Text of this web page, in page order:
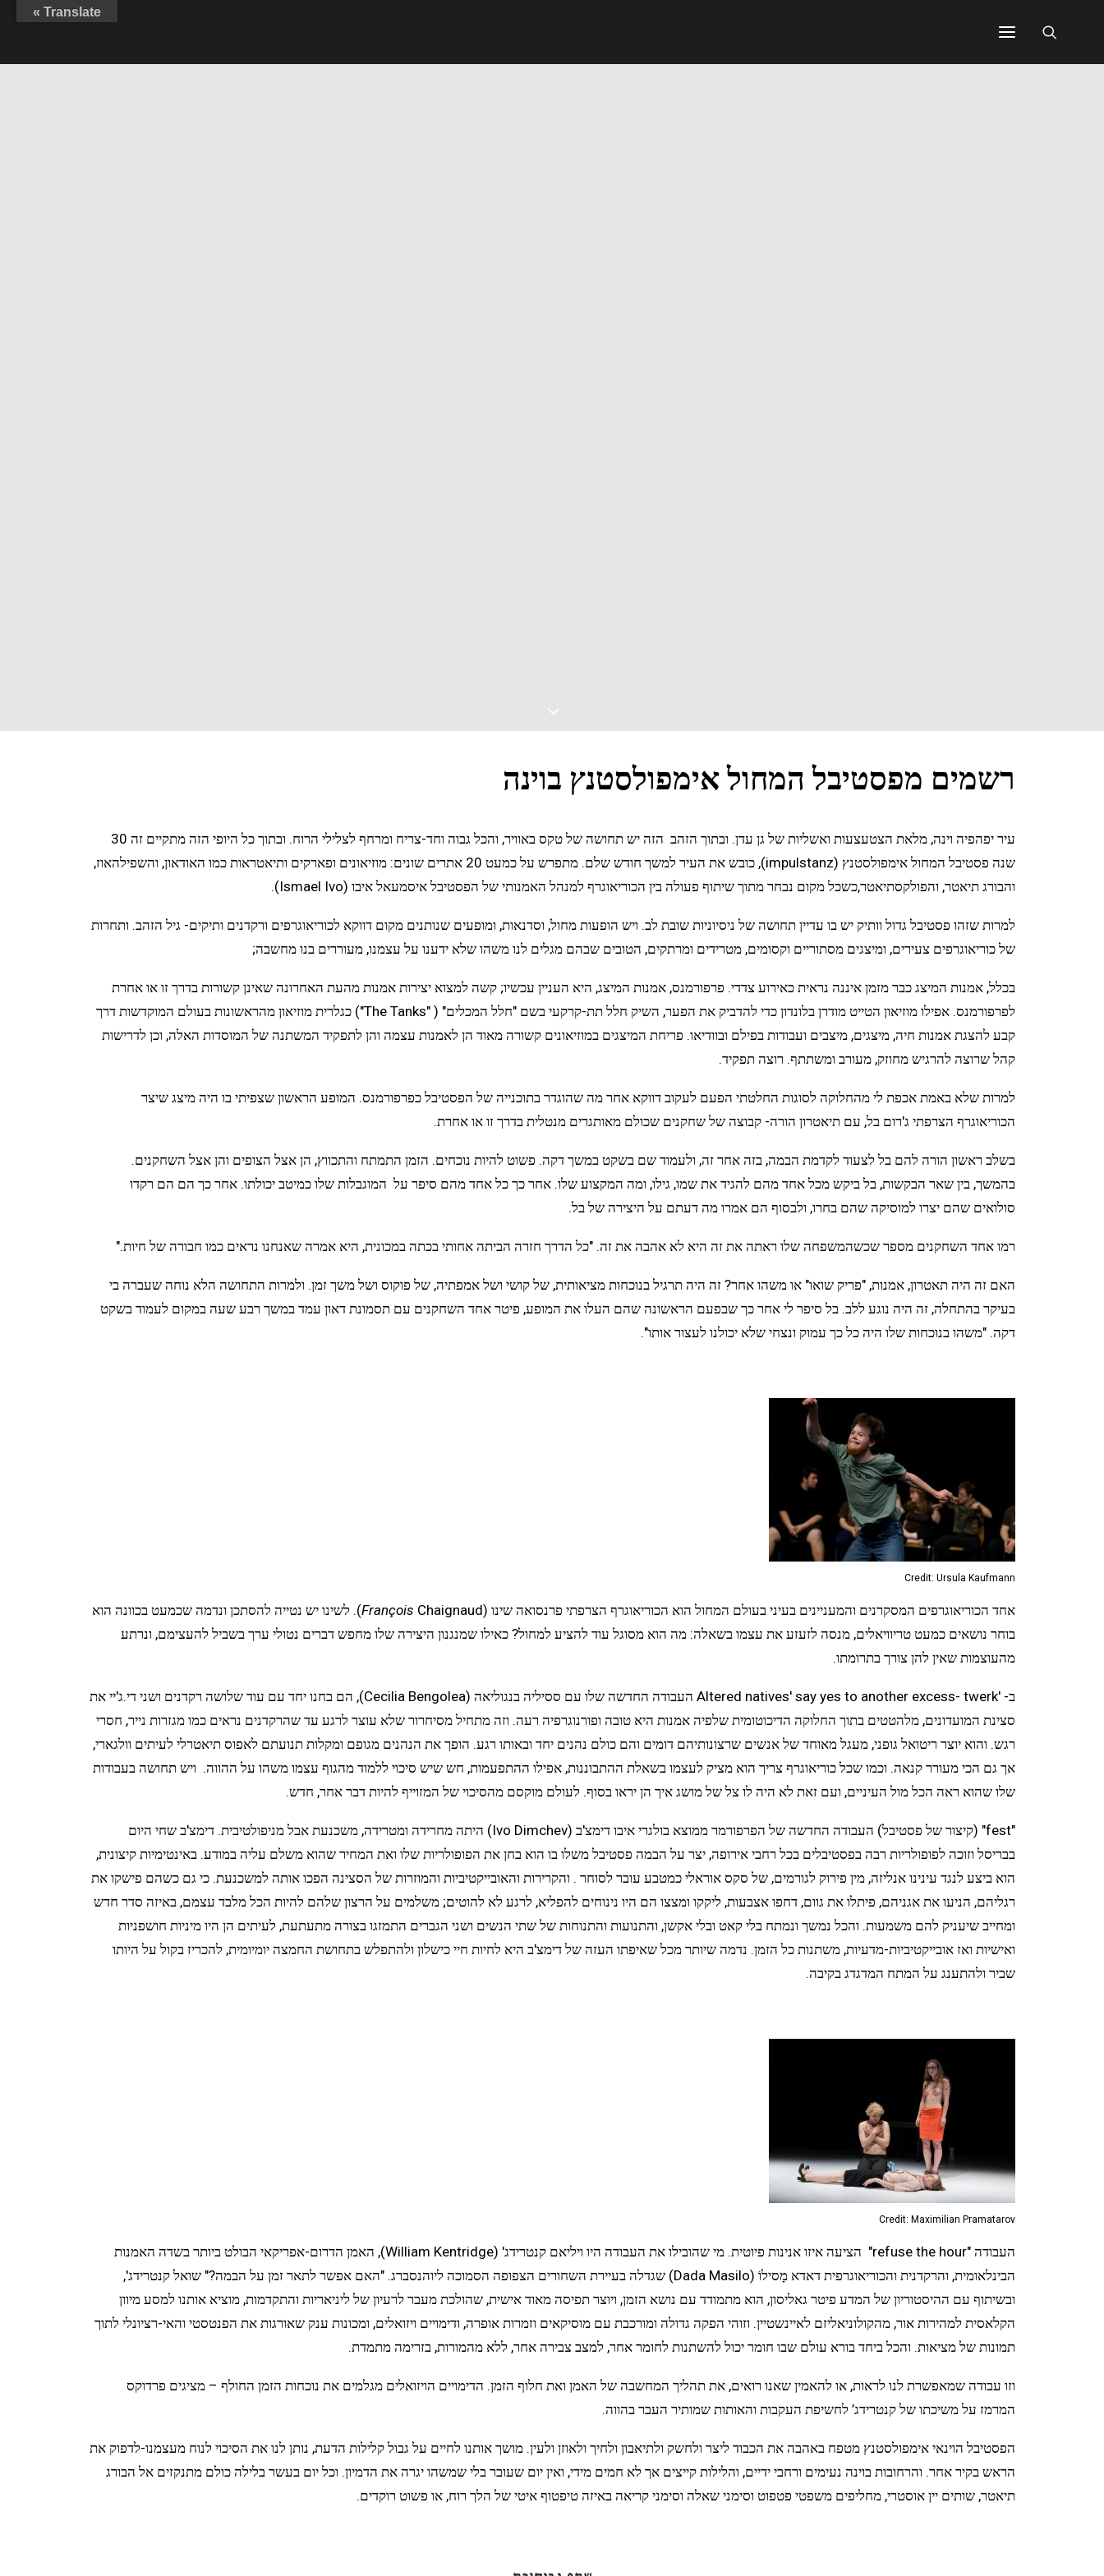
רשמים מפסטיבל המחול אימפולסטנץ בוינה
עיר יפהפיה וינה, מלאת הצטעצעות ואשליות של גן עדן. ובתוך הזהב הזה יש תחושה של טקס באוויר, והכל גבוה וחד-צריח ומרחף לצלילי הרוח. ובתוך כל היופי הזה מתקיים זה 30
שנה פסטיבל המחול אימפולסטנץ (impulstanz), כובש את העיר למשך חודש שלם. מתפרש על כמעט 20 אתרים שונים: מוזיאונים ופארקים ותיאטראות כמו האודאון, והשפילהאוז,
והבורג תיאטר, והפולקסתיאטר,כשכל מקום נבחר מתוך שיתוף פעולה בין הכוריאוגרף למנהל האמנותי של הפסטיבל איסמעאל איבו (Ismael Ivo).
למרות שזהו פסטיבל גדול וותיק יש בו עדיין תחושה של ניסיוניות שובת לב. ויש הופעות מחול, וסדנאות, ומופעים שנותנים מקום דווקא לכוריאוגרפים ורקדנים ותיקים- גיל הזהב. ותחרות
של כוריאוגרפים צעירים, ומיצגים מסתוריים וקסומים, מטרידים ומרתקים, הטובים שבהם מגלים לנו משהו שלא ידענו על עצמנו, מעוררים בנו מחשבה;
בכלל, אמנות המיצג כבר מזמן איננה נראית כאירוע צדדי. פרפורמנס, אמנות המיצג, היא העניין עכשיו; קשה למצוא יצירות אמנות מהעת האחרונה שאינן קשורות בדרך זו או אחרת
לפרפורמנס. אפילו מוזיאון הטייט מודרן בלונדון כדי להדביק את הפער, השיק חלל תת-קרקעי בשם "חלל המכלים" ( "The Tanks") כגלרית מוזיאון מהראשונות בעולם המוקדשות דרך
קבע להצגת אמנות חיה, מיצגים, מיצבים ועבודות בפילם ובוודיאו. פריחת המיצגים במוזיאונים קשורה מאוד הן לאמנות עצמה והן לתפקיד המשתנה של המוסדות האלה, וכן לדרישות
קהל שרוצה להרגיש מחוזק, מעורב ומשתתף. רוצה תפקיד.
למרות שלא באמת אכפת לי מהחלוקה לסוגות החלטתי הפעם לעקוב דווקא אחר מה שהוגדר בתוכנייה של הפסטיבל כפרפורמנס. המופע הראשון שצפיתי בו היה מיצג שיצר
הכוריאוגרף הצרפתי ג'רום בל, עם תיאטרון הורה- קבוצה של שחקנים שכולם מאותגרים מנטלית בדרך זו או אחרת.
בשלב ראשון הורה להם בל לצעוד לקדמת הבמה, בזה אחר זה, ולעמוד שם בשקט במשך דקה. פשוט להיות נוכחים. הזמן התמתח והתכווץ, הן אצל הצופים והן אצל השחקנים.
בהמשך, בין שאר הבקשות, בל ביקש מכל אחד מהם להגיד את שמו, גילו, ומה המקצוע שלו. אחר כך כל אחד מהם סיפר על המוגבלות שלו כמיטב יכולתו. אחר כך הם הם רקדו
סולואים שהם יצרו למוסיקה שהם בחרו, ולבסוף הם אמרו מה דעתם על היצירה של בל.
רמו אחד השחקנים מספר שכשהמשפחה שלו ראתה את זה היא לא אהבה את זה. "כל הדרך חזרה הביתה אחותי בכתה במכונית, היא אמרה שאנחנו נראים כמו חבורה של חיות."
האם זה היה תאטרון, אמנות, "פריק שואו" או משהו אחר? זה היה תרגיל בנוכחות מציאותית, של קושי ושל אמפתיה, של פוקוס ושל משך זמן. ולמרות התחושה הלא נוחה שעברה בי
בעיקר בהתחלה, זה היה נוגע ללב. בל סיפר לי אחר כך שבפעם הראשונה שהם העלו את המופע, פיטר אחד השחקנים עם תסמונת דאון עמד במשך רבע שעה במקום לעמוד בשקט
דקה. "משהו בנוכחות שלו היה כל כך עמוק ונצחי שלא יכולנו לעצור אותו".
Credit: Ursula Kaufmann
אחד הכוריאוגרפים המסקרנים והמעניינים בעיני בעולם המחול הוא הכוריאוגרף הצרפתי פרנסואה שינו ( FrançoisChaignaud). לשינו יש נטייה להסתכן ונדמה שכמעט בכוונה הוא
בוחר נושאים כמעט טריוויאלים, מנסה לזעזע את עצמו בשאלה: מה הוא מסוגל עוד להציע למחול? כאילו שמנגנון היצירה שלו מחפש דברים נטולי ערך בשביל להעצימם, ונרתע
מהעוצמות שאין להן צורך בתרומתו.
ב- 'Altered natives' say yes to another excess- twerk העבודה החדשה שלו עם ססיליה בנגוליאה (Cecilia Bengolea), הם בחנו יחד עם עוד שלושה רקדנים ושני די.ג'יי את
סצינת המועדונים, מלהטטים בתוך החלוקה הדיכוטומית שלפיה אמנות היא טובה ופורנוגרפיה רעה. וזה מתחיל מסיחרור שלא עוצר לרגע עד שהרקדנים נראים כמו מגזרות נייר, חסרי
רגש. והוא יוצר ריטואל גופני, מעגל מאוחד של אנשים שרצונותיהם דומים והם כולם נהנים יחד ובאותו רגע. הופך את הנהנים מגופם ומקלות תנועתם לאפוס תיאטרלי לעיתים וולגארי,
אך גם הכי מעורר קנאה. וכמו שכל כוריאוגרף צריך הוא מציק לעצמו בשאלת ההתבוננות, אפילו ההתפעמות, חש שיש סיכוי ללמוד מהגוף עצמו משהו על ההווה. ויש תחושה בעבודות
שלו שהוא ראה הכל מול העיניים, ועם זאת לא היה לו צל של מושג איך הן יראו בסוף. לעולם מוקסם מהסיכוי של המזוייף להיות דבר אחר, חדש.
"fest" (קיצור של פסטיבל) העבודה החדשה של הפרפורמר ממוצא בולגרי איבו דימצ'ב (Ivo Dimchev) היתה מחרידה ומטרידה, משכנעת אבל מניפולטיבית. דימצ'ב שחי היום
בבריסל וזוכה לפופולריות רבה בפסטיבלים בכל רחבי אירופה, יצר על הבמה פסטיבל משלו בו הוא בחן את הפופולריות שלו ואת המחיר שהוא משלם עליה במודע. באינטימיות קיצונית,
הוא ביצע לנגד עינינו אנליזה, מין פירוק לגורמים, של סקס אוראלי כמטבע עובר לסוחר . והקרירות והאובייקטיביות והמוזרות של הסצינה הפכו אותה למשכנעת. כי גם כשהם פישקו את
רגליהם, הניעו את אגניהם, פיתלו את גוום, דחפו אצבעות, ליקקו ומצצו הם היו נינוחים להפליא, לרגע לא להוטים; משלמים על הרצון שלהם להיות הכל מלבד עצמם, באיזה סדר חדש
ומחייב שיעניק להם משמעות. והכל נמשך ונמתח בלי קאט ובלי אקשן, והתנועות והתנוחות של שתי הנשים ושני הגברים התמזגו בצורה מתעתעת, לעיתים הן היו מיניות חושפניות
ואישיות ואז אובייקטיביות-מדעיות, משתנות כל הזמן. נדמה שיותר מכל שאיפתו העזה של דימצ'ב היא לחיות חיי כישלון ולהתפלש בתחושת החמצה יומיומית, להכריז בקול על היותו
שביר ולהתענג על המתח המדגדג בקיבה.
Credit: Maximilian Pramatarov
העבודה "refuse the hour" הציעה איזו אנינות פיוטית. מי שהובילו את העבודה היו ויליאם קנטרידג' (William Kentridge), האמן הדרום-אפריקאי הבולט ביותר בשדה האמנות
הבינלאומית, והרקדנית והכוריאוגרפית דאדא מָסילוֹ (Dada Masilo) שגדלה בעיירת השחורים הצפופה הסמוכה ליוהנסברג. "האם אפשר לתאר זמן על הבמה?" שואל קנטרידג',
ובשיתוף עם ההיסטוריון של המדע פיטר גאליסון, הוא מתמודד עם נושא הזמן, ויוצר תפיסה מאוד אישית, שהולכת מעבר לרעיון של ליניאריות והתקדמות, מוציא אותנו למסע מיוון
הקלאסית למהירות אור, מהקולוניאליזם לאיינשטיין. וזוהי הפקה גדולה ומורכבת עם מוסיקאים וזמרות אופרה, ודימויים ויזואלים, ומכונות ענק שאורגות את הפנטסטי והאי-רציונלי לתוך
תמונות של מציאות. והכל ביחד בורא עולם שבו חומר יכול להשתנות לחומר אחר, למצב צבירה אחר, ללא מהמורות, בזרימה מתמדת.
וזו עבודה שמאפשרת לנו לראות, או להאמין שאנו רואים, את תהליך המחשבה של האמן ואת חלוף הזמן. הדימויים הויזואלים מגלמים את נוכחות הזמן החולף – מציגים פרדוקס
המרמז על משיכתו של קנטרידג’ לחשיפת העקבות והאותות שמותיר העבר בהווה.
הפסטיבל הוינאי אימפולסטנץ מטפח באהבה את הכבוד ליצר ולחשק ולתיאבון ולחיך ולאוזן ולעין. מושך אותנו לחיים על גבול קלילות הדעת, נותן לנו את הסיכוי לנוח מעצמנו-לדפוק את
הראש בקיר אחר. והרחובות בוינה נעימים ורחבי ידיים, והלילות קייצים אך לא חמים מידי, ואין יום שעובר בלי שמשהו יגרה את הדמיון. וכל יום בעשר בלילה כולם מתנקזים אל הבורג
תיאטר, שותים יין אוסטרי, מחליפים משפטי פטפוט וסימני שאלה וסימני קריאה באיזה טיפטוף איטי של הלך רוח, או פשוט רוקדים.
Translate »